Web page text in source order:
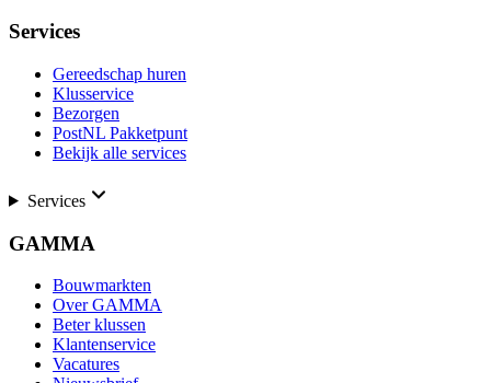
Services
Gereedschap huren
Klusservice
Bezorgen
PostNL Pakketpunt
Bekijk alle services
Services
GAMMA
Bouwmarkten
Over GAMMA
Beter klussen
Klantenservice
Vacatures